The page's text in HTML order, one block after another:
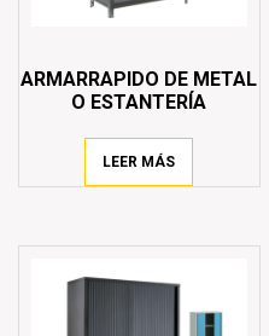
ARMARRAPIDO DE METAL
O ESTANTERÍA
LEER MÁS